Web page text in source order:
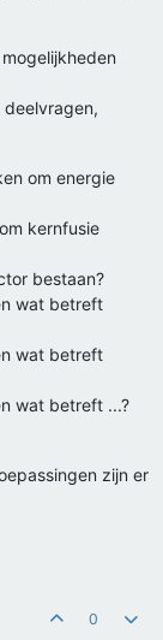
deelvragen,
om energie
kernfusie
bestaan?
wat betreft
wat betreft
wat betreft ...?
zijn er
0